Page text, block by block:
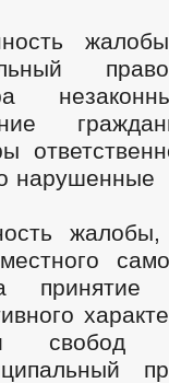
его
жалобы,